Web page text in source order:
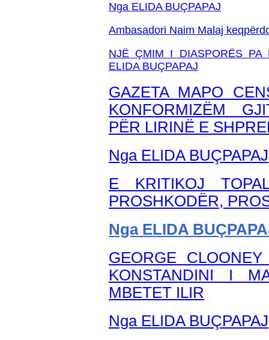
Nga ELIDA BUÇPAPAJ
Ambasadori Naim Malaj
NJË ÇMIM I DIASPORËS PA
ELIDA BUÇPAPAJ
GAZETA MAPO
KONFORMIZËM
PËR LIRINË E
Nga ELIDA BUÇPAPAJ
E KRITIKOJ
PROSHKODËR,
Nga ELIDA
GEORGE
KONSTANDINI I
MBETET ILIR
Nga ELIDA BUÇPAPAJ